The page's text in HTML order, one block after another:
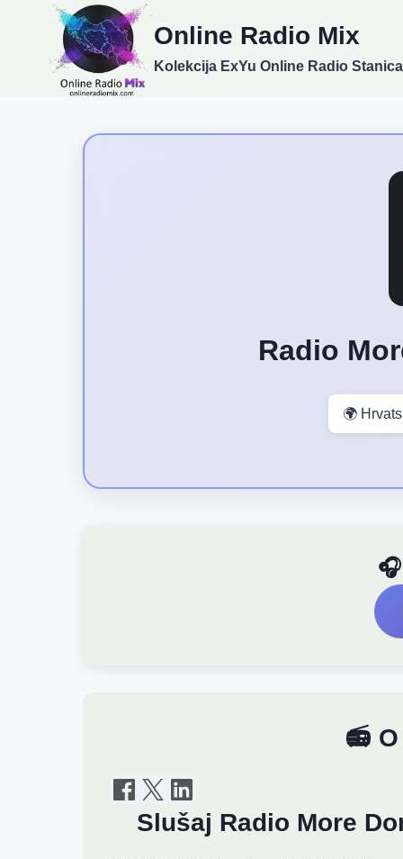
Online Radio Mix
Kolekcija ExYu Online Radio Stanica
Radio
🌍
📻
Slušaj Radio More